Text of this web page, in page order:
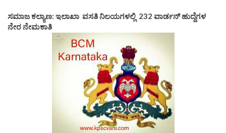
ಸಮಾಜ ಕಲ್ಯಾಣ: ಇಲಾಖಾ ವಸತಿ ನಿಲಯಗಳಲ್ಲಿ 232 ವಾರ್ಡನ್ ಹುದ್ದೆಗಳ
ನೇರ ನೇಮಕಾತಿ